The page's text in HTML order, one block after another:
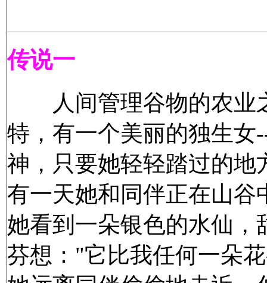
传说一
人间管理谷物的农业
特，有一个美丽的独生
神，只要她轻轻踏过的地
有一天她和同伴正在山谷
她看到一朵银色的水仙
芬想："它比我任何一朵